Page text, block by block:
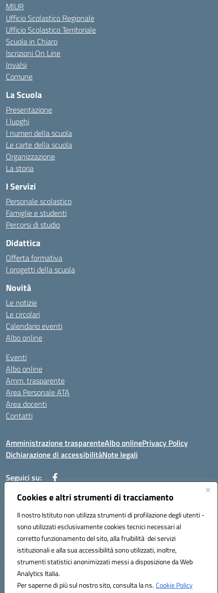
Cookies e altri strumenti di tracciamento
Il nostro Istituto non utilizza strumenti di profilazione degli utenti -
sono utilizzati esclusivamente cookies tecnici necessari al
corretto funzionamento del sito, alla fruibilità dei servizi
istituzionali e alla sua accessibilità sono utilizzati, inoltre,
strumenti statistici anonimizzati messi a disposizione da Web
Analytics Italia.
Per saperne di più sul nostro sito, consulta la ns.Cookie Policy
MIUR
Ufficio Scolastico Regionale
Ufficio Scolastico Territoriale
Scuola in Chiaro
Iscrizioni On Line
Invalsi
Comune
La Scuola
Presentazione
I luoghi
I numeri della scuola
Le carte della scuola
Organizzazione
La storia
I Servizi
Personale scolastico
Famiglie e studenti
Percorsi di studio
Didattica
Offerta formativa
I progetti della scuola
Novità
Le notizie
Le circolari
Calendario eventi
Albo online
Eventi
Albo online
Amm. trasparente
Area Personale ATA
Area docenti
Contatti
Amministrazione trasparenteAlbo onlinePrivacy Policy
Dichiarazione di accessibilitàNote legali
Seguici su:
Indirizzo: VIA BRECCIAME, 46 - 81024 MADDALONI (CE)
Mail: CEIC8AU001@istruzione.it - Pec: CEIC8AU001@pec.istruzione.it -
Telefono: 0823408721
Meccanografico: CEIC8AU001
Codice fiscale: 93086080616
Hosting & Powered by 3D Solution S.r.l.